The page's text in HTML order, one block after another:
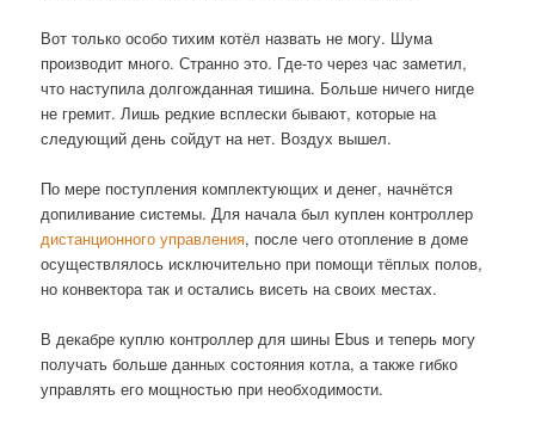
Вот только особо тихим котёл назвать не могу. Шума
производит много. Странно это. Где-то через час заметил,
что наступила долгожданная тишина. Больше ничего нигде
не гремит. Лишь редкие всплески бывают, которые на
следующий день сойдут на нет. Воздух вышел.
По мере поступления комплектующих и денег, начнётся
допиливание системы. Для начала был куплен контроллер
дистанционного управления, после чего отопление в доме
осуществлялось исключительно при помощи тёплых полов,
но конвектора так и остались висеть на своих местах.
В декабре куплю контроллер для шины Ebus и теперь могу
получать больше данных состояния котла, а также гибко
управлять его мощностью при необходимости.